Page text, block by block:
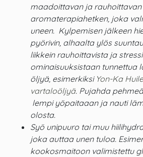
maadoittavan ja rauhoittavan
aromaterapiahetken, joka
uneen. Kylpemisen jälkeen
pyörivin, alhaalta ylös
liikkein rauhoittavista ja
ominaisuuksistaan tunnettua
öljyä, esimerkiksi Yon-Ka
vartaloöljyä. Pujahda
lempi yöpaitaaan ja nauti
olosta.
Syö unipuuro tai muu
joka auttaa unen tuloa.
kookosmaitoon valimistettu